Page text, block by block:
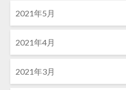
2021年5月
2021年4月
2021年3月